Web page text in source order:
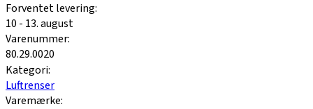
Forventet levering:
10 - 13. august
Varenummer:
80.29.0020
Kategori:
Luftrenser
Varemærke: